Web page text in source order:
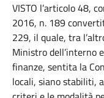
VISTO l’articolo 48,
2016, n. 189
229, il quale, tra
Ministro dell’interno
finanze, sentita la
locali, siano stabiliti,